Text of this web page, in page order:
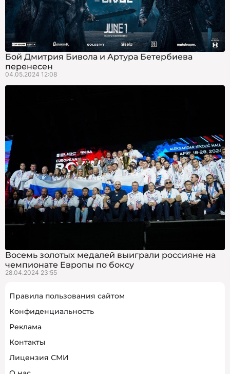
Бой Дмитрия Бивола и Артура Бетербиева
перенесен
04.05.2024 12:08
Восемь золотых медалей выиграли россияне на
чемпионате Европы по боксу
28.04.2024 23:55
Правила пользования сайтом
Конфиденциальность
Реклама
Контакты
Лицензия СМИ